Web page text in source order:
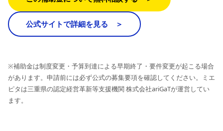
公式サイトで詳細を見る ＞
※補助金は制度変更・予算到達による早期終了・要件変更が起こる場合
があります。申請前には必ず公式の募集要項を確認してください。ミエ
ピタは三重県の認定経営革新等支援機関 株式会社ariGaTが運営してい
ます。